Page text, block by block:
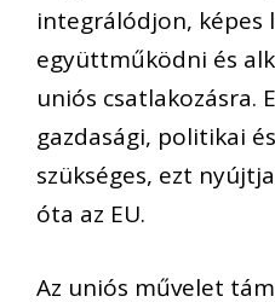
integrálódjon, képes
együttműködni és
uniós csatlakozásra.
gazdasági, politikai
szükséges, ezt
óta az EU.
Az uniós művelet